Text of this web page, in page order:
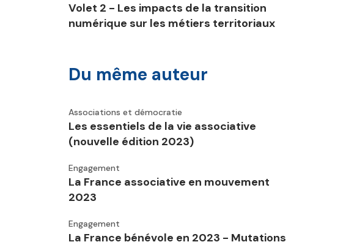
Volet 2 - Les impacts de la transition
numérique sur les métiers territoriaux
Du même auteur
Associations et démocratie
Les essentiels de la vie associative
(nouvelle édition 2023)
Engagement
La France associative en mouvement
2023
Engagement
La France bénévole en 2023 - Mutations